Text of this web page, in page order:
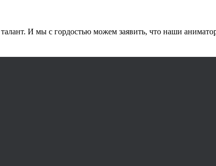
И мы с гордостью можем заявить, что наши